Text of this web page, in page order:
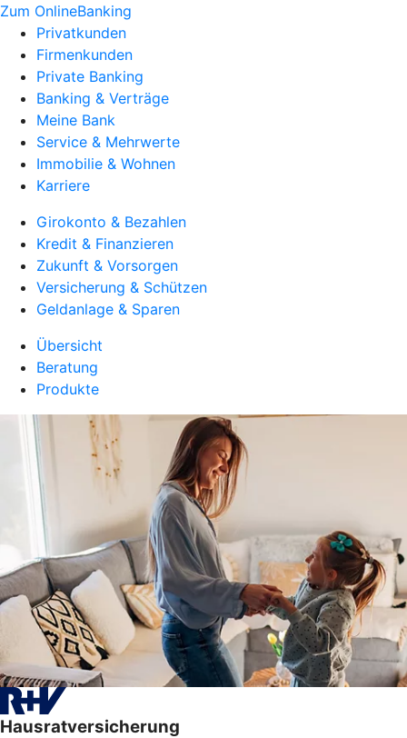
Zum OnlineBanking
Privatkunden
Firmenkunden
Private Banking
Banking & Verträge
Meine Bank
Service & Mehrwerte
Immobilie & Wohnen
Karriere
Girokonto & Bezahlen
Kredit & Finanzieren
Zukunft & Vorsorgen
Versicherung & Schützen
Geldanlage & Sparen
Übersicht
Beratung
Produkte
Hausratversicherung